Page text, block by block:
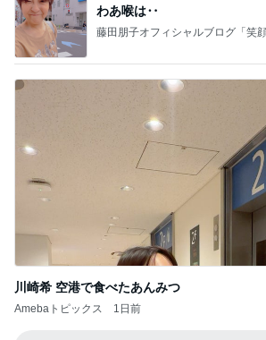
わあ喉は‥
藤田朋子オフィシャルブログ「笑
川崎希 空港で食べたあんみつ
Amebaトピックス 1日前